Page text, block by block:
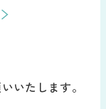
いたします。